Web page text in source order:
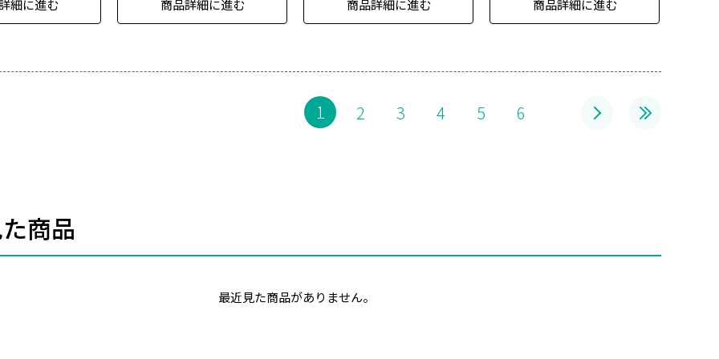
細に進む 商品詳細に進む 商品詳細に進む 商品詳細に進む
1 2 3 4 5 6
商品
最近見た商品がありません。